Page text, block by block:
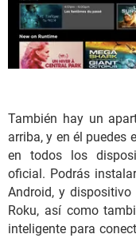
También hay un
arriba, y en él puedes
en todos los
oficial. Podrás
Android, y dispositivo
Roku, así como
inteligente para